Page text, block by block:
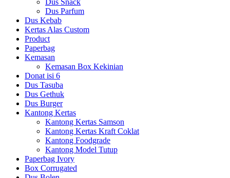
Dus Snack
Dus Parfum
Dus Kebab
Kertas Alas Custom
Product
Paperbag
Kemasan
Kemasan Box Kekinian
Donat isi 6
Dus Tasuba
Dus Gethuk
Dus Burger
Kantong Kertas
Kantong Kertas Samson
Kantong Kertas Kraft Coklat
Kantong Foodgrade
Kantong Model Tutup
Paperbag Ivory
Box Corrugated